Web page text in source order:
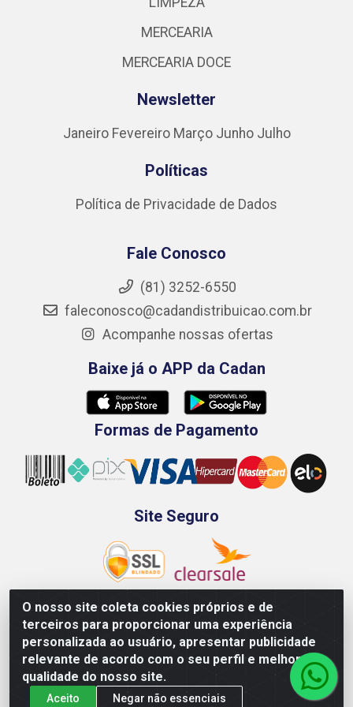
O nosso site coleta cookies próprios e de
terceiros para proporcionar uma experiência
personalizada ao usuário, apresentar publicidade
relevante de acordo com o seu perfil e melhorar a
qualidade do nosso site.
Aceito Negar não essenciais
MERCEARIA
MERCEARIA DOCE
Newsletter
Janeiro Fevereiro Março Junho Julho
Políticas
Política de Privacidade de Dados
Fale Conosco
(81) 3252-6550
faleconosco@cadandistribuicao.com.br
Acompanhe nossas ofertas
Baixe já o APP da Cadan
Formas de Pagamento
Site Seguro
Rod. BR-101 Sul, Km 73, 4505, Galpão A, Ibura -
Recife/PE - CEP 51240-340 - CNPJ 70.089.974/0001-79